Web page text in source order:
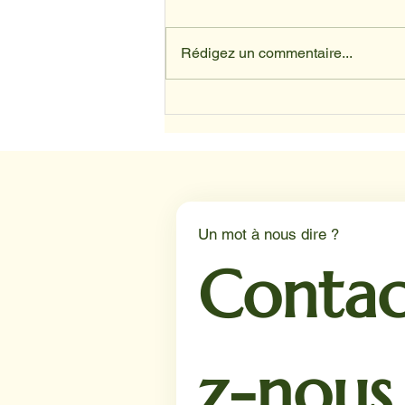
Rédigez un commentaire...
Un mot à nous dire ?